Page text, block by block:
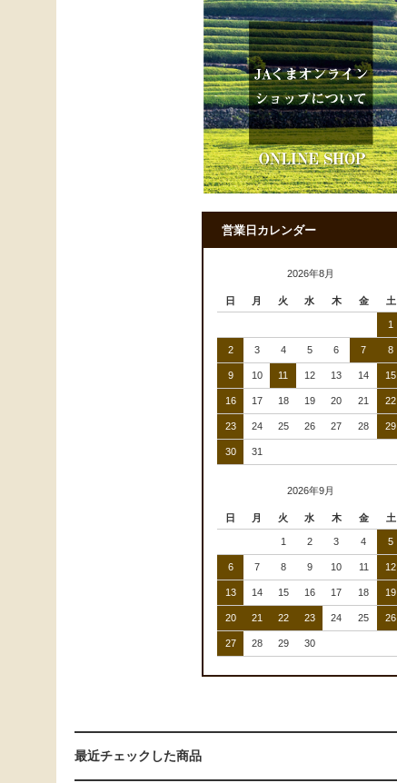
営業日カレンダー
2026年8月
日 月 火 水 木 金 土
1
2 3 4 5 6 7 8
9 10 11 12 13 14 15
16 17 18 19 20 21 22
23 24 25 26 27 28 29
30 31
2026年9月
日 月 火 水 木 金 土
1 2 3 4 5
6 7 8 9 10 11 12
13 14 15 16 17 18 19
20 21 22 23 24 25 26
27 28 29 30
最近チェックした商品